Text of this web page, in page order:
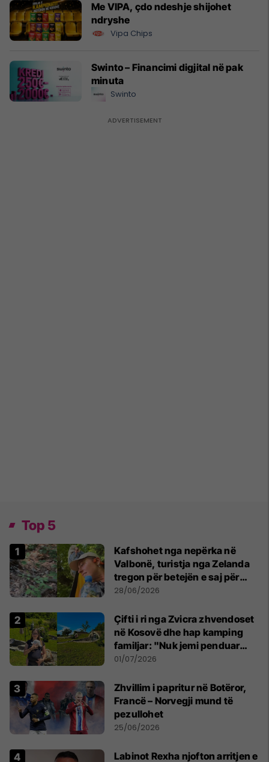
Me VIPA, çdo ndeshje shijohet
ndryshe
Vipa Chips
Swinto – Financimi digjital në pak
minuta
Swinto
Top 5
Kafshohet nga nepërka në
Valbonë, turistja nga Zelanda
tregon për betejën e saj për
mbijetesë
28/06/2026
Çifti i ri nga Zvicra zhvendoset
në Kosovë dhe hap kamping
familjar: "Nuk jemi penduar
asnjë ditë"
01/07/2026
Zhvillim i papritur në Botëror,
Francë – Norvegji mund të
pezullohet
25/06/2026
Labinot Rexha njofton arritjen e